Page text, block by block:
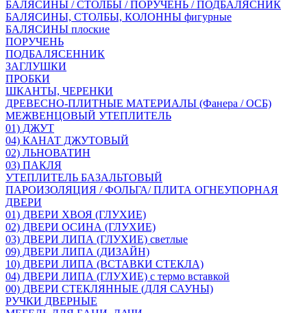
БАЛЯСИНЫ / СТОЛБЫ / ПОРУЧЕНЬ / ПОДБАЛЯСНИК
БАЛЯСИНЫ, СТОЛБЫ, КОЛОННЫ фигурные
БАЛЯСИНЫ плоские
ПОРУЧЕНЬ
ПОДБАЛЯСЕННИК
ЗАГЛУШКИ
ПРОБКИ
ШКАНТЫ, ЧЕРЕНКИ
ДРЕВЕСНО-ПЛИТНЫЕ МАТЕРИАЛЫ (Фанера / ОСБ)
МЕЖВЕНЦОВЫЙ УТЕПЛИТЕЛЬ
01) ДЖУТ
04) КАНАТ ДЖУТОВЫЙ
02) ЛЬНОВАТИН
03) ПАКЛЯ
УТЕПЛИТЕЛЬ БАЗАЛЬТОВЫЙ
ПАРОИЗОЛЯЦИЯ / ФОЛЬГА/ ПЛИТА ОГНЕУПОРНАЯ
ДВЕРИ
01) ДВЕРИ ХВОЯ (ГЛУХИЕ)
02) ДВЕРИ ОСИНА (ГЛУХИЕ)
03) ДВЕРИ ЛИПА (ГЛУХИЕ) светлые
09) ДВЕРИ ЛИПА (ДИЗАЙН)
10) ДВЕРИ ЛИПА (ВСТАВКИ СТЕКЛА)
04) ДВЕРИ ЛИПА (ГЛУХИЕ) с термо вставкой
00) ДВЕРИ СТЕКЛЯННЫЕ (ДЛЯ САУНЫ)
РУЧКИ ДВЕРНЫЕ